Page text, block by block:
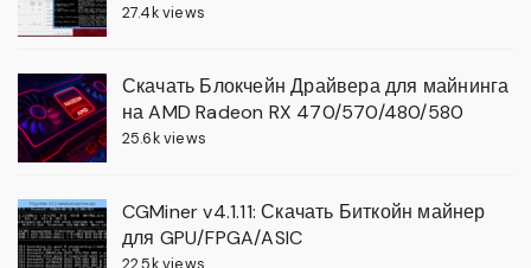
27.4k views
Скачать Блокчейн Драйвера для майнинга
на AMD Radeon RX 470/570/480/580
25.6k views
CGMiner v4.1.11: Скачать Биткойн майнер
для GPU/FPGA/ASIC
22.5k views